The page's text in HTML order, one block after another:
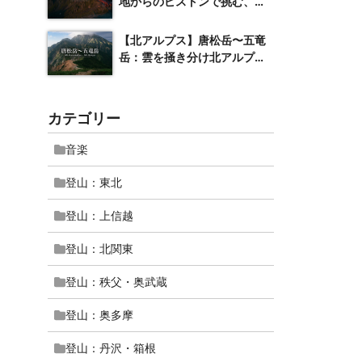
【北アルプス】唐松岳〜五竜
岳：雲を掻き分け北アルプス
カテゴリー
音楽
登山：東北
登山：上信越
登山：北関東
登山：秩父・奥武蔵
登山：奥多摩
登山：丹沢・箱根